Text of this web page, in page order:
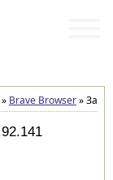
» Brave Browser»